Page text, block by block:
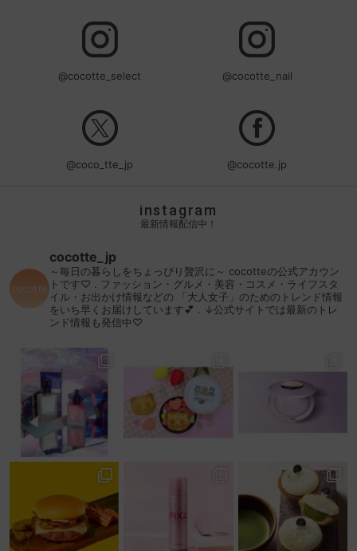
@cocotte_select @cocotte_nail
@coco_tte_jp @cocotte.jp
instagram
最新情報配信中！
cocotte_jp
～毎日の暮らしをちょっぴり贅沢に～ cocotteの公式アカウン
トです♡
ファッション・グルメ・美容・コスメ・ライフスタ
イル・お出かけ情報などの 「大人女子」のためのトレンド情報
をいち早くお届けしています💕
↓公式サイトでは最新のトレ
ンド情報も発信中♡